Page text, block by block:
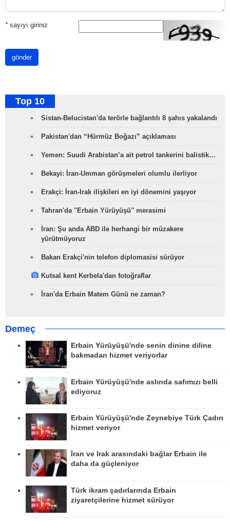
*sayıyı giriniz
gönder
Top 10
Sistan-Belucistan'da terörle bağlantılı 8 şahıs yakalandı
Pakistan'dan “Hürmüz Boğazı” açıklaması
Yemen: Suudi Arabistan’a ait petrol tankerini balistik…
Bekayi: İran-Umman görüşmeleri olumlu ilerliyor
Erakçi: İran-Irak ilişkileri en iyi dönemini yaşıyor
Tahran'da ''Erbain Yürüyüşü'' merasimi
İran: Şu anda ABD ile herhangi bir müzakere
yürütmüyoruz
Bakan Erakçi'nin telefon diplomasisi sürüyor
Kutsal kent Kerbela'dan fotoğraflar
İran'da Erbain Matem Günü ne zaman?
Demeç
Erbain Yürüyüşü'nde senin dinine diline
bakmadan hizmet veriyorlar
Erbain Yürüyüşü'nde aslında safımızı belli
ediyoruz
Erbain Yürüyüşü'nde Zeynebiye Türk Çadırı
hizmet veriyor
İran ve Irak arasındaki bağlar Erbain ile
daha da güçleniyor
Türk ikram çadırlarında Erbain
ziyaretçilerine hizmet sürüyor